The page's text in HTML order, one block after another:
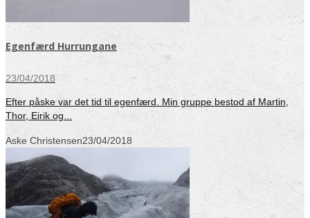
Egenfærd Hurrungane
23/04/2018
Efter påske var det tid til egenfærd. Min gruppe bestod af Martin,
Thor, Eirik og...
Aske Christensen23/04/2018